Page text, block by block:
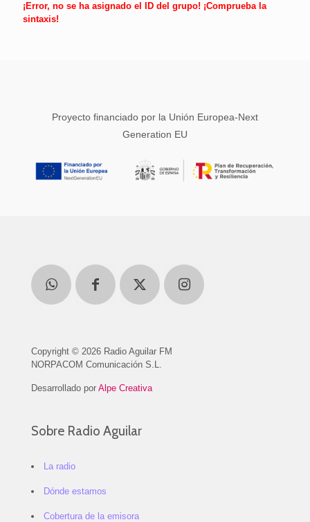
¡Error, no se ha asignado el ID del grupo! ¡Comprueba la
sintaxis!
Proyecto financiado por la Unión Europea-Next
Generation EU
Copyright © 2026 Radio Aguilar FM
NORPACOM Comunicación S.L.
Desarrollado por Alpe Creativa
Sobre Radio Aguilar
La radio
Dónde estamos
Cobertura de la emisora